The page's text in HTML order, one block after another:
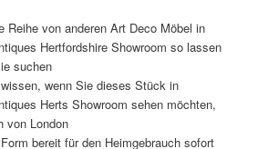
Reihe von anderen Art Deco Möbel in
Hertfordshire Showroom so lassen
suchen
wenn Sie dieses Stück in
Herts Showroom sehen möchten,
von London
bereit für den Heimgebrauch sofort